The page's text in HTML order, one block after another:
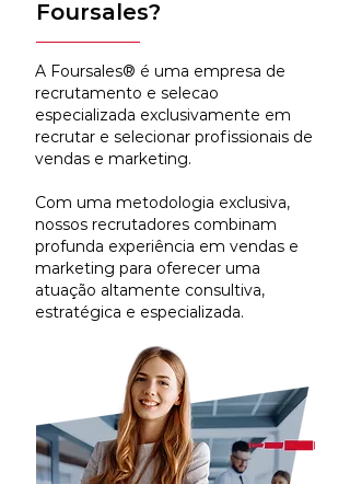
Foursales?
A Foursales® é uma empresa de
recrutamento e selecao
especializada exclusivamente em
recrutar e selecionar profissionais de
vendas e marketing.
Com uma metodologia exclusiva,
nossos recrutadores combinam
profunda experiência em vendas e
marketing para oferecer uma
atuação altamente consultiva,
estratégica e especializada.